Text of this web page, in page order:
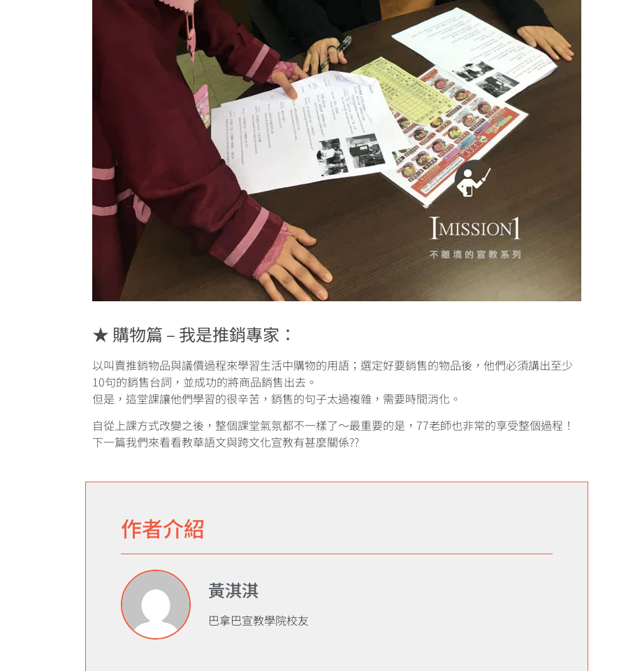
★ 購物篇 – 我是推銷專家：
以叫賣推銷物品與議價過程來學習生活中購物的用語；選定好要銷售的物品後，他們必須講出至少
10句的銷售台詞，並成功的將商品銷售出去。
但是，這堂課讓他們學習的很辛苦，銷售的句子太過複雜，需要時間消化。
自從上課方式改變之後，整個課堂氣氛都不一樣了～最重要的是，77老師也非常的享受整個過程！
下一篇我們來看看教華語文與跨文化宣教有甚麼關係??
作者介紹
黃淇淇
巴拿巴宣教學院校友